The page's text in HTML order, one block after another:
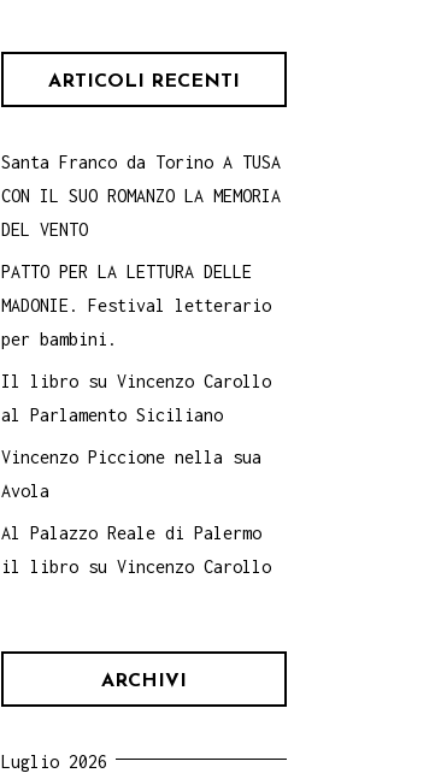
ARTICOLI RECENTI
Santa Franco da Torino A TUSA
CON IL SUO ROMANZO LA MEMORIA
DEL VENTO
PATTO PER LA LETTURA DELLE
MADONIE. Festival letterario
per bambini.
Il libro su Vincenzo Carollo
al Parlamento Siciliano
Vincenzo Piccione nella sua
Avola
Al Palazzo Reale di Palermo
il libro su Vincenzo Carollo
ARCHIVI
Luglio 2026